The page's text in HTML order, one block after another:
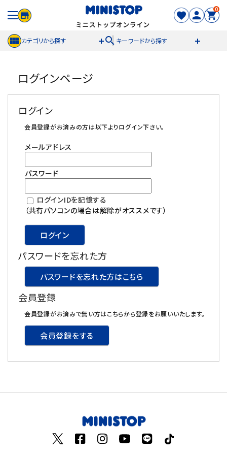
0
カテゴリから探す search キーワードから探す
meeting_room ログイン person 新規登録
セール商品
カテゴリから探す
冷凍食品
スイーツ
お菓子
酒類
日用品
ギフト
ログインページ
ログイン
会員登録がお済みの方は以下よりログイン下さい。
メールアドレス
パスワード
ログインIDを記憶する
（共有パソコンの場合は解除がオススメです）
ログイン
パスワードを忘れた方
パスワードを忘れた方はこちら
会員登録
会員登録がお済みで無い方はこちらから登録をお願いいたします。
会員登録をする